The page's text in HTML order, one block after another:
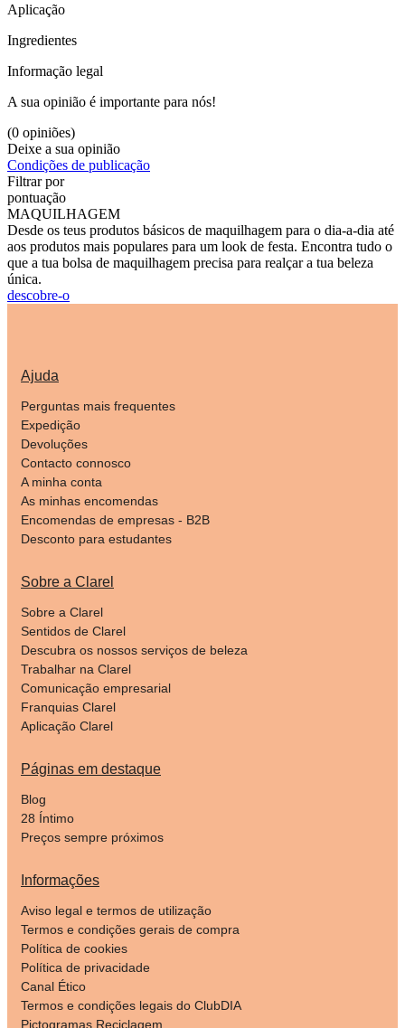
Aplicação
Ingredientes
Informação legal
A sua opinião é importante para nós!
(0 opiniões)
Deixe a sua opinião
Condições de publicação
Filtrar por
pontuação
MAQUILHAGEM
Desde os teus produtos básicos de maquilhagem para o dia-a-dia até
aos produtos mais populares para um look de festa. Encontra tudo o
que a tua bolsa de maquilhagem precisa para realçar a tua beleza
única.
descobre-o
Ajuda
Perguntas mais frequentes
Expedição
Devoluções
Contacto connosco
A minha conta
As minhas encomendas
Encomendas de empresas - B2B
Desconto para estudantes
Sobre a Clarel
Sobre a Clarel
Sentidos de Clarel
Descubra os nossos serviços de beleza
Trabalhar na Clarel
Comunicação empresarial
Franquias Clarel
Aplicação Clarel
Páginas em destaque
Blog
28 Íntimo
Preços sempre próximos
Informações
Aviso legal e termos de utilização
Termos e condições gerais de compra
Política de cookies
Política de privacidade
Canal Ético
Termos e condições legais do ClubDIA
Pictogramas Reciclagem